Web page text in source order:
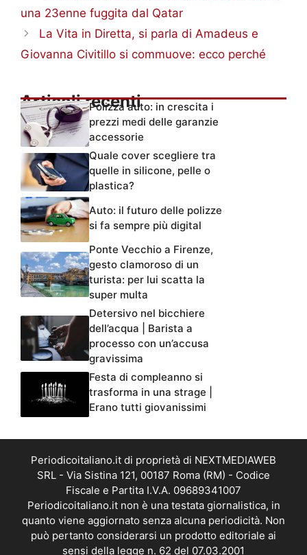
una 23enne fuggita dal Qatar
La Vita in Diretta, si parla di Amadeus e
Giovanna Civitillo si commuove: ecco perché
Articoli recentiPolizza auto: in crescita i
prezzi medi delle garanzie
accessorie
Quale cover scegliere tra
quelle in silicone, pelle o
plastica?
Auto: il futuro delle polizze
si fa sempre più digital
Ponte Vecchio a Firenze,
gesto clamoroso di un
turista: per lui scatta la
super multa
Detersivo nel bicchiere
dell’acqua | Barista a
processo con un’accusa
gravissima
Festa di compleanno si
trasforma in una strage |
Erano tutti giovanissimi
Periodicoitaliano.it di proprietà di NEXTMEDIAWEB
SRL - Via Sistina 121, 00187 Roma (RM) - Codice
Fiscale e Partita I.V.A. 09689341007
Periodicoitaliano.it non è una testata giornalistica, in
quanto viene aggiornato senza alcuna periodicità. Non
può pertanto considerarsi un prodotto editoriale ai
sensi della legge n. 62 del 07.03.2001